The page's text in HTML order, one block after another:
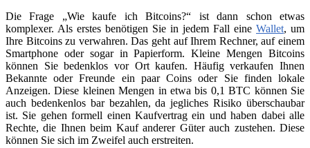
Die Frage „Wie kaufe ich Bitcoins?“ ist dann schon etwas
komplexer. Als erstes benötigen Sie in jedem Fall eine Wallet, um
Ihre Bitcoins zu verwahren. Das geht auf Ihrem Rechner, auf einem
Smartphone oder sogar in Papierform. Kleine Mengen Bitcoins
können Sie bedenklos vor Ort kaufen. Häufig verkaufen Ihnen
Bekannte oder Freunde ein paar Coins oder Sie finden lokale
Anzeigen. Diese kleinen Mengen in etwa bis 0,1 BTC können Sie
auch bedenkenlos bar bezahlen, da jegliches Risiko überschaubar
ist. Sie gehen formell einen Kaufvertrag ein und haben dabei alle
Rechte, die Ihnen beim Kauf anderer Güter auch zustehen. Diese
können Sie sich im Zweifel auch erstreiten.